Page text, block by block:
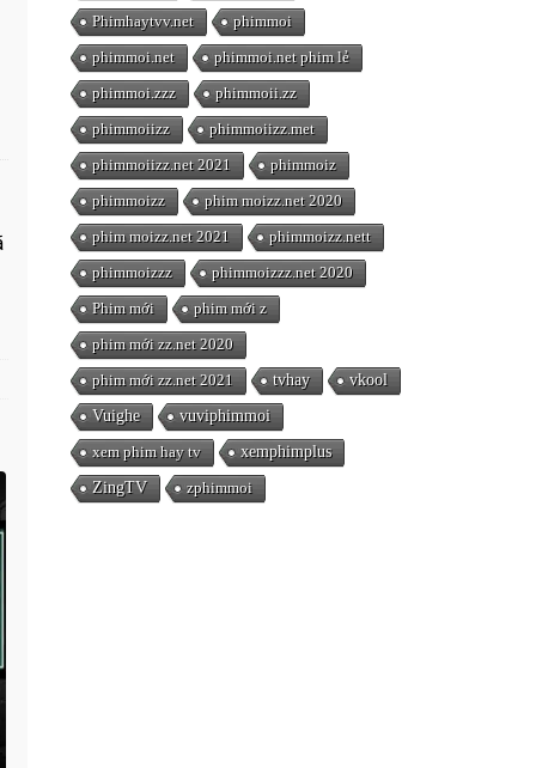
Phimhaytvv.net
phimmoi
phimmoi.net
phimmoi.net phim lẻ
phimmoi.zzz
phimmoii.zz
phimmoiizz
phimmoiizz.met
phimmoiizz.net 2021
phimmoiz
phimmoizz
phim moizz.net 2020
phim moizz.net 2021
phimmoizz.nett
phimmoizzz
phimmoizzz.net 2020
Phim mới
phim mới z
phim mới zz.net 2020
phim mới zz.net 2021
tvhay
vkool
Vuighe
vuviphimmoi
xem phim hay tv
xemphimplus
ZingTV
zphimmoi